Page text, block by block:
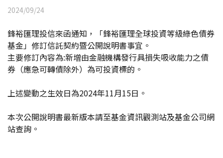
2024/09/24
鋒裕匯理投信來函通知，「鋒裕匯理全球投資等級綠色債券
基金」修訂信託契約暨公開說明書事宜。
主要修訂內容為:新增由金融機構發行具損失吸收能力之債
券（應急可轉債除外）為可投資標的。
上述變動之生效日為2024年11月15日。
本次公開說明書最新版本請至基金資訊觀測站及基金公司網
站查詢。